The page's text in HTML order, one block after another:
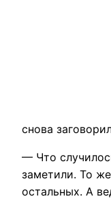
снова
— Что
заметили. То
остальных. А